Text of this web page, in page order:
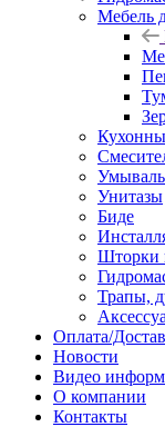
Мебель
Унитазы
Биде
Шторки
Трапы,
Оплата/
Новости
Видео
О компании
Контакты